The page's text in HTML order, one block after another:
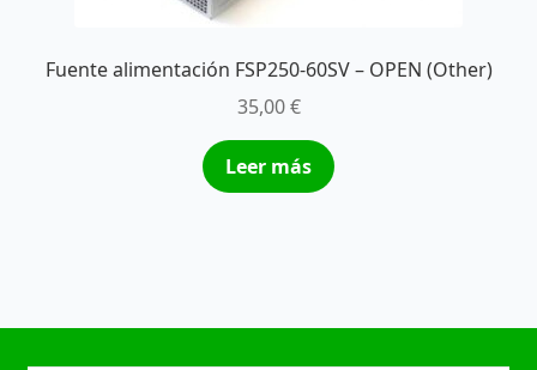
Fuente alimentación FSP250-60SV – OPEN (Other)
35,00€
Leer más